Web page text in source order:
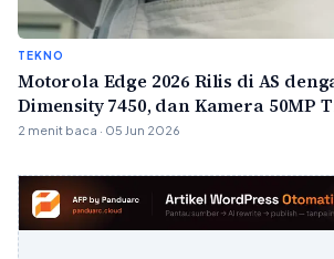
TEKNO
Motorola Edge 2026 Rilis di AS
Dimensity 7450, dan Kamera 50MP
2 menit baca · 05 Jun 2026